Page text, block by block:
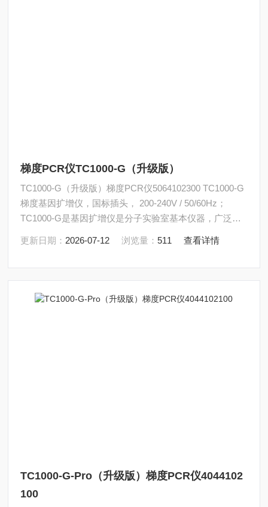
梯度PCR仪TC1000-G（升级版）
TC1000-G（升级版）梯度PCR仪5064102300 TC1000-G
梯度基因扩增仪，国标插头， 200-240V / 50/60Hz；
TC1000-G是基因扩增仪是分子实验室基本仪器，广泛应
及到药物发现、农业、食品工业等领域。​
更新日期： 2026-07-12 浏览量：511 查看详情
TC1000-G-Pro（升级版）梯度PCR仪4044102
100